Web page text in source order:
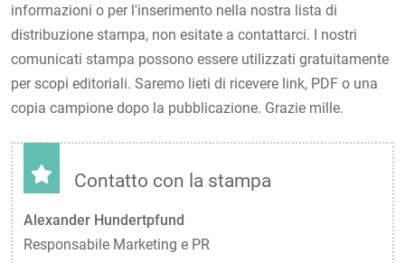
informazioni o per l'inserimento nella nostra lista di
distribuzione stampa, non esitate a contattarci. I nostri
comunicati stampa possono essere utilizzati gratuitamente
per scopi editoriali. Saremo lieti di ricevere link, PDF o una
copia campione dopo la pubblicazione. Grazie mille.
Contatto con la stampa
Alexander Hundertpfund
Responsabile Marketing e PR